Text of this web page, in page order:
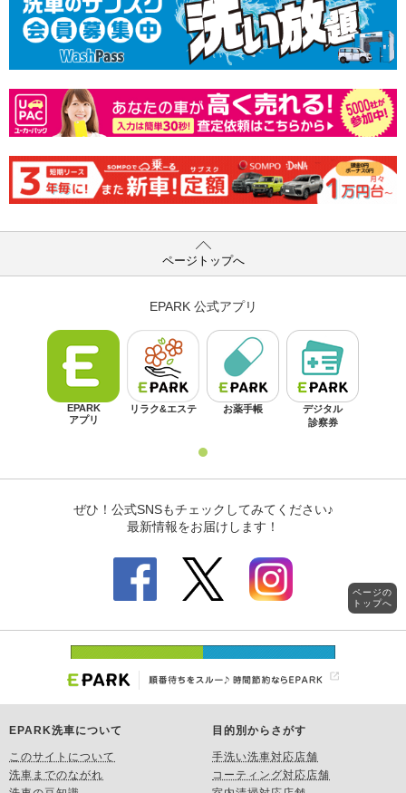
ページトップへ
EPARK洗車について
このサイトについて
洗車までのながれ
目的別からさがす
手洗い洗車対応店舗
コーティング対応店舗
ページの
トップへ